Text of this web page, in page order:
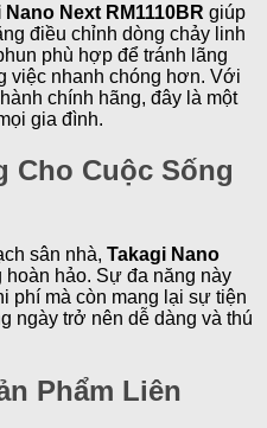
Next RM1110BR giúp
điều chỉnh dòng chảy linh
phù hợp để tránh lãng
việc nhanh chóng hơn. Với
chính hãng, đây là một
gia đình.
Cho Cuộc Sống
sân nhà, Takagi Nano
hoàn hảo. Sự đa năng này
phí mà còn mang lại sự tiện
ngày trở nên dễ dàng và thú
Phẩm Liên